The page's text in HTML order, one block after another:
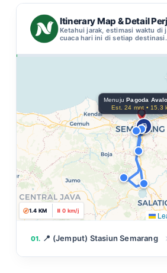
Itinerary Map & Detail
Ketahui jarak, estimasi waktu di
cuaca hari ini di setiap destinasi.
MenujuPagoda
Est. 24 mnt • 15.3
5.3 KM ⚡ 58 km/j
01. 📍 (Jemput) Stasiun Semarang